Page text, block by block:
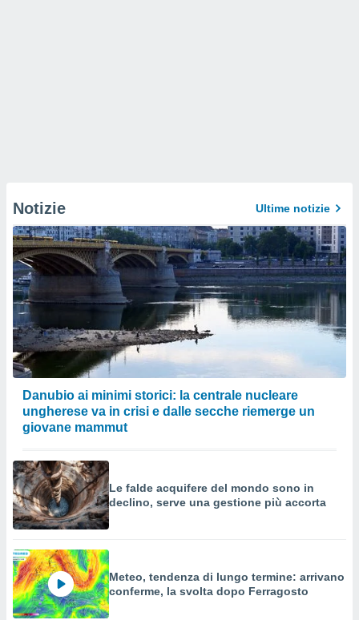
Notizie Ultime notizie
Danubio ai minimi storici: la centrale nucleare
ungherese va in crisi e dalle secche riemerge un
giovane mammut
Le falde acquifere del mondo sono in
declino, serve una gestione più accorta
Meteo, tendenza di lungo termine: arrivano
conferme, la svolta dopo Ferragosto